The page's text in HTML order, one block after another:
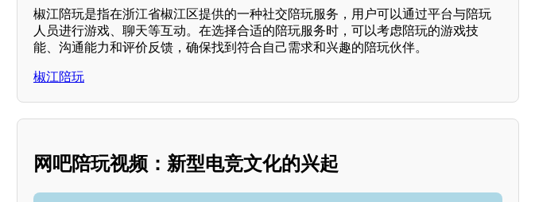
椒江陪玩是指在浙江省椒江区提供的一种社交陪玩服务，用户可以通过平台与陪玩
人员进行游戏、聊天等互动。在选择合适的陪玩服务时，可以考虑陪玩的游戏技
能、沟通能力和评价反馈，确保找到符合自己需求和兴趣的陪玩伙伴。
椒江陪玩
网吧陪玩视频：新型电竞文化的兴起